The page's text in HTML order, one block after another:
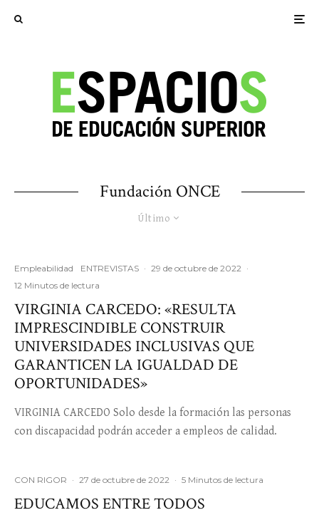
Fundación ONCE
Último
Empleabilidad ENTREVISTAS · 29 de octubre de 2022 ·
12 Minutos de lectura
VIRGINIA CARCEDO: «RESULTA
IMPRESCINDIBLE CONSTRUIR
UNIVERSIDADES INCLUSIVAS QUE
GARANTICEN LA IGUALDAD DE
OPORTUNIDADES»
VIRGINIA CARCEDO Solo desde la formación las personas
con discapacidad podrán acceder a empleos de calidad.
CON RIGOR · 27 de octubre de 2022 · 5 Minutos de lectura
EDUCAMOS ENTRE TODOS